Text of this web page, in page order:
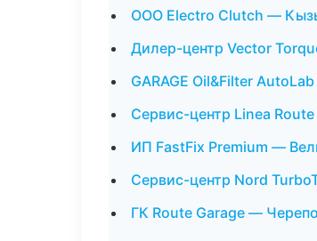
ООО Electro Clutch —
Дилер-центр Vector
GARAGE Oil&Filter
Сервис-центр Linea
ИП FastFix Premium —
Сервис-центр Nord
ГК Route Garage —